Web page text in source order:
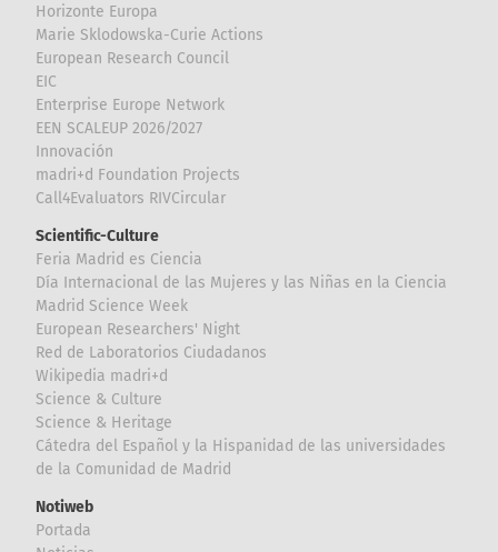
Horizonte Europa
Marie Sklodowska-Curie Actions
European Research Council
EIC
Enterprise Europe Network
EEN SCALEUP 2026/2027
Innovación
madri+d Foundation Projects
Call4Evaluators RIVCircular
Scientific-Culture
Feria Madrid es Ciencia
Día Internacional de las Mujeres y las Niñas en la Ciencia
Madrid Science Week
European Researchers' Night
Red de Laboratorios Ciudadanos
Wikipedia madri+d
Science & Culture
Science & Heritage
Cátedra del Español y la Hispanidad de las universidades
de la Comunidad de Madrid
Notiweb
Portada